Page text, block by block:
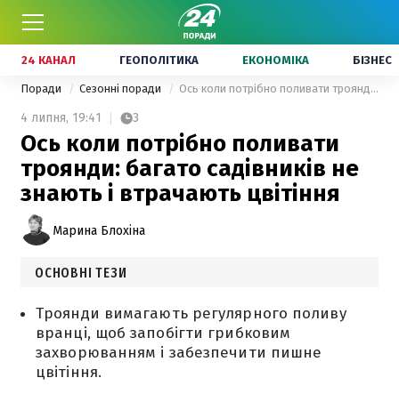
24 КАНАЛ ГЕОПОЛІТИКА ЕКОНОМІКА БІЗНЕС
Поради Сезонні поради Ось коли потрібно поливати троянди: багато садівників не знають і втрачають цвітіння
4 липня, 19:41 3
Ось коли потрібно поливати
троянди: багато садівників не
знають і втрачають цвітіння
Марина Блохіна
ОСНОВНІ ТЕЗИ
Троянди вимагають регулярного поливу
вранці, щоб запобігти грибковим
захворюванням і забезпечити пишне
цвітіння.